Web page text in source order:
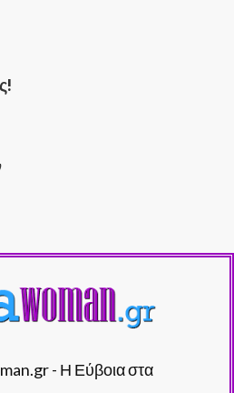
- Η Εύβοια στα